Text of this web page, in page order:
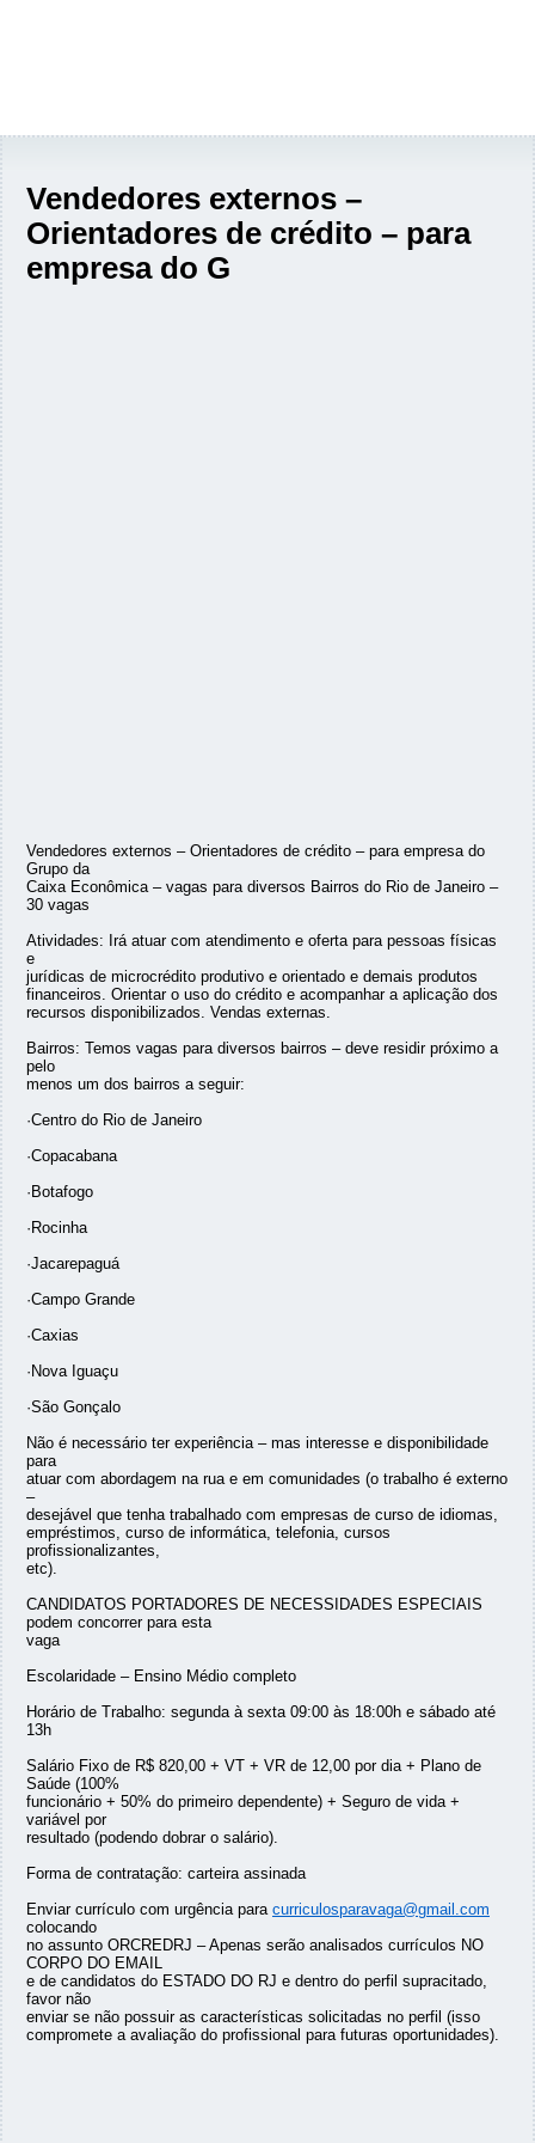
Vendedores externos –
Orientadores de crédito – para
empresa do G
Vendedores externos – Orientadores de crédito – para empresa do
Grupo da
Caixa Econômica – vagas para diversos Bairros do Rio de Janeiro –
30 vagas
Atividades: Irá atuar com atendimento e oferta para pessoas físicas
e
jurídicas de microcrédito produtivo e orientado e demais produtos
financeiros. Orientar o uso do crédito e acompanhar a aplicação dos
recursos disponibilizados. Vendas externas.
Bairros: Temos vagas para diversos bairros – deve residir próximo a
pelo
menos um dos bairros a seguir:
·Centro do Rio de Janeiro
·Copacabana
·Botafogo
·Rocinha
·Jacarepaguá
·Campo Grande
·Caxias
·Nova Iguaçu
·São Gonçalo
Não é necessário ter experiência – mas interesse e disponibilidade
para
atuar com abordagem na rua e em comunidades (o trabalho é externo
–
desejável que tenha trabalhado com empresas de curso de idiomas,
empréstimos, curso de informática, telefonia, cursos
profissionalizantes,
etc).
CANDIDATOS PORTADORES DE NECESSIDADES ESPECIAIS
podem concorrer para esta
vaga
Escolaridade – Ensino Médio completo
Horário de Trabalho: segunda à sexta 09:00 às 18:00h e sábado até
13h
Salário Fixo de R$ 820,00 + VT + VR de 12,00 por dia + Plano de
Saúde (100%
funcionário + 50% do primeiro dependente) + Seguro de vida +
variável por
resultado (podendo dobrar o salário).
Forma de contratação: carteira assinada
Enviar currículo com urgência para curriculosparavaga@gmail.com
colocando
no assunto ORCREDRJ – Apenas serão analisados currículos NO
CORPO DO EMAIL
e de candidatos do ESTADO DO RJ e dentro do perfil supracitado,
favor não
enviar se não possuir as características solicitadas no perfil (isso
compromete a avaliação do profissional para futuras oportunidades).